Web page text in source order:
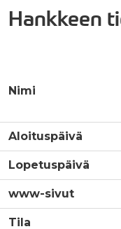
Hankkeen
Nimi
Aloituspäivä
Lopetuspäivä
www-sivut
Tila